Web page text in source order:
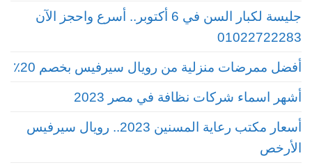
جليسة لكبار السن في 6 أكتوبر.. أسرع واحجز الآن
01022722283
أفضل ممرضات منزلية من رويال سيرفيس بخصم 20٪
أشهر اسماء شركات نظافة في مصر 2023
أسعار مكتب رعاية المسنين 2023.. رويال سيرفيس
الأرخص